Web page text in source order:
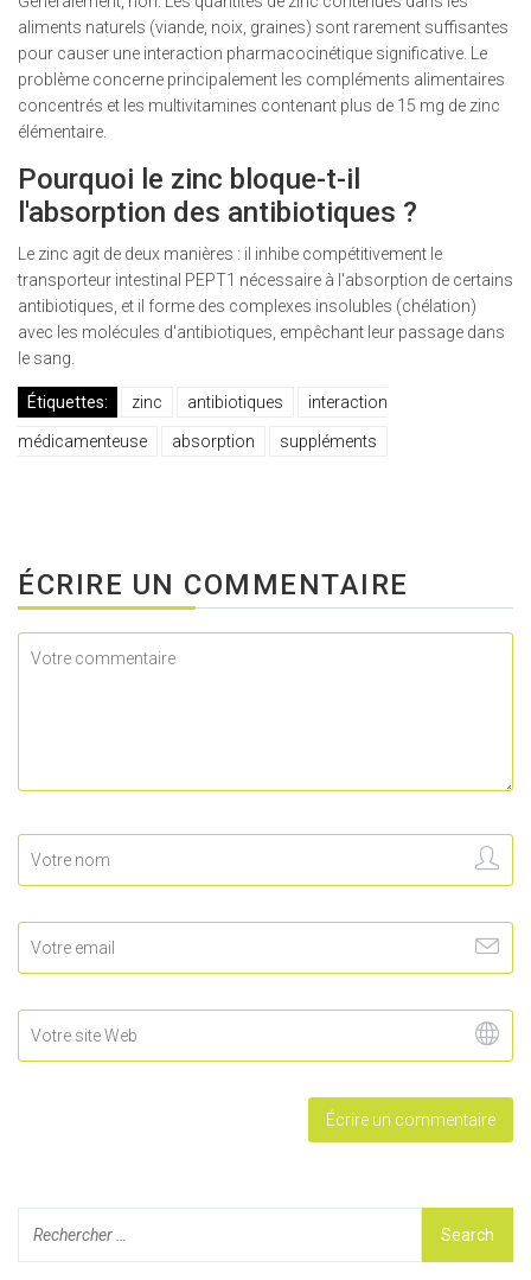
aliments naturels (viande, noix, graines) sont rarement suffisantes
pour causer une interaction pharmacocinétique significative. Le
problème concerne principalement les compléments alimentaires
concentrés et les multivitamines contenant plus de 15 mg de zinc
élémentaire.
Pourquoi le zinc bloque-t-il
l'absorption des antibiotiques ?
Le zinc agit de deux manières : il inhibe compétitivement le
transporteur intestinal PEPT1 nécessaire à l'absorption de certains
antibiotiques, et il forme des complexes insolubles (chélation)
avec les molécules d'antibiotiques, empêchant leur passage dans
le sang.
Étiquettes: zinc antibiotiques interaction
médicamenteuse absorption suppléments
ÉCRIRE UN COMMENTAIRE